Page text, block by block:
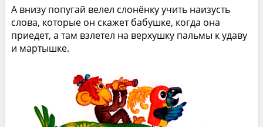
А внизу попугай велел слонёнку учить наизусть
слова, которые он скажет бабушке, когда она
приедет, а там взлетел на верхушку пальмы к удаву
и мартышке.